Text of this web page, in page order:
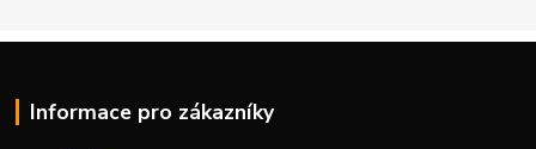
Informace pro zákazníky